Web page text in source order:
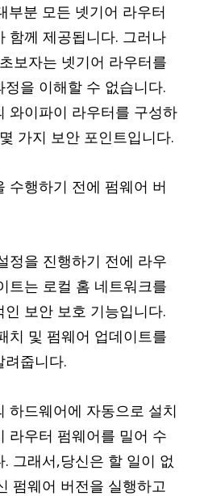
부분 모든 넷기어 라우터
함께 제공됩니다. 그러나
보자는 넷기어 라우터를
을 이해할 수 없습니다.
와이파이 라우터를 구성하
가지 보안 포인트입니다.
수행하기 전에 펌웨어 버
정을 진행하기 전에 라우
트는 로컬 홈 네트워크를
보안 보호 기능입니다.
치 및 펌웨어 업데이트를
려줍니다.
하드웨어에 자동으로 설치
라우터 펌웨어를 밀어 수
그래서,당신은 할 일이 없
펌웨어 버전을 실행하고